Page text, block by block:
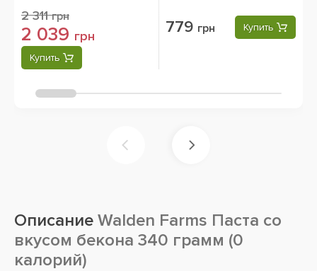
2 311грн
2 039 грн
Купить
779 грн Купить
Описание Walden Farms Паста со
вкусом бекона 340 грамм (0
калорий)